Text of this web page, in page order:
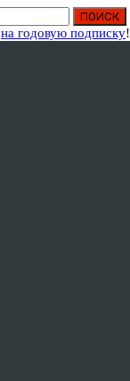
на годовую подписку!